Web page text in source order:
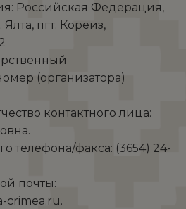
Российская Федерация,
пгт. Кореиз,
(организатора)
контактного лица:
телефона/факса: (3654) 24-
почты:
crimea.ru.